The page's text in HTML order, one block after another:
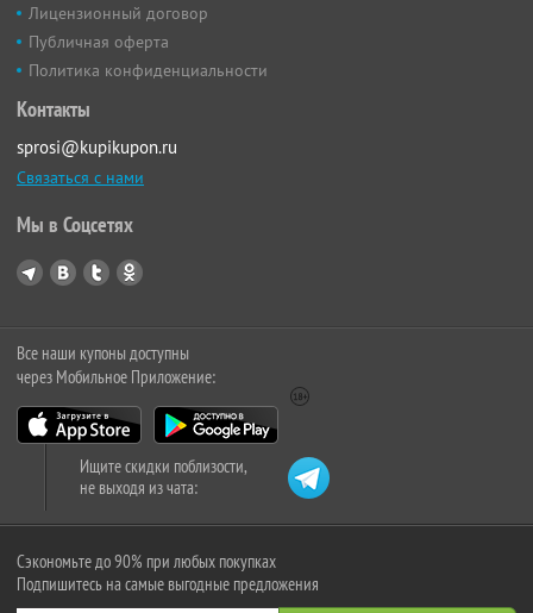
Лицензионный договор
Публичная оферта
Политика конфиденциальности
Контакты
sprosi@kupikupon.ru
Связаться с нами
Мы в Соцсетях
Все наши купоны доступны
через Мобильное Приложение:
Ищите скидки поблизости,
не выходя из чата:
Сэкономьте до 90% при любых покупках
Подпишитесь на самые выгодные предложения